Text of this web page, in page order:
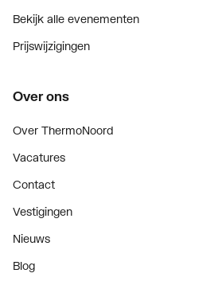
Bekijk alle evenementen
Prijswijzigingen
Over ons
Over ThermoNoord
Vacatures
Contact
Vestigingen
Nieuws
Blog